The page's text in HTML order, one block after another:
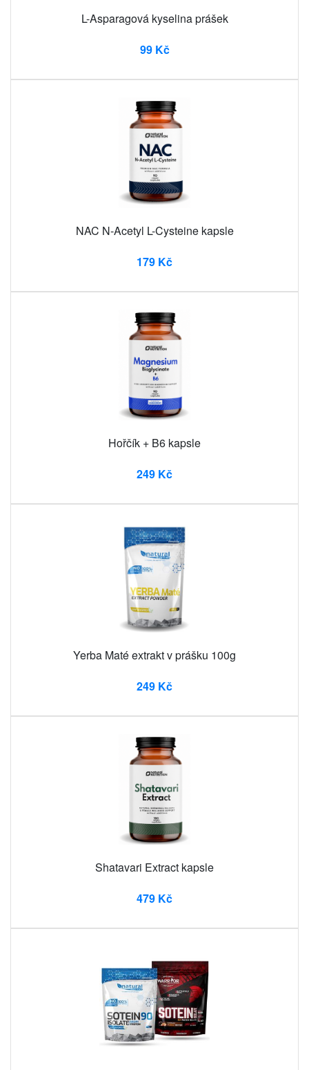
L-Asparagová kyselina prášek
99 Kč
NAC N-Acetyl L-Cysteine ​​kapsle
179 Kč
Hořčík + B6 kapsle
249 Kč
Yerba Maté extrakt v prášku 100g
249 Kč
Shatavari Extract kapsle
479 Kč